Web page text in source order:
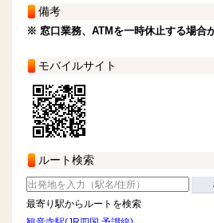
備考
※ 窓口業務、ATMを一時休止する場合
モバイルサイト
ルート検索
最寄り駅からルートを検索